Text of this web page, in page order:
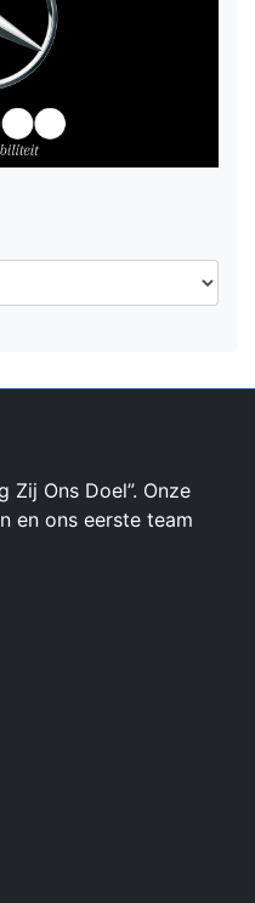
Zij Ons Doel”. Onze
en ons eerste team